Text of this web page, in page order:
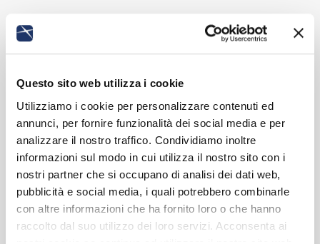
Questo sito web utilizza i cookie
Utilizziamo i cookie per personalizzare contenuti ed
annunci, per fornire funzionalità dei social media e per
analizzare il nostro traffico. Condividiamo inoltre
informazioni sul modo in cui utilizza il nostro sito con i
nostri partner che si occupano di analisi dei dati web,
pubblicità e social media, i quali potrebbero combinarle
con altre informazioni che ha fornito loro o che hanno
raccolto dal suo utilizzo dei loro servizi. Acconsenta ai